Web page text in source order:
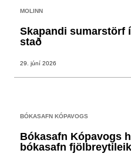
MOLINN
Skapandi sumarstörf
stað
29. júní 2026
BÓKASAFN KÓPAVOGS
Bókasafn Kópavogs
bókasafn